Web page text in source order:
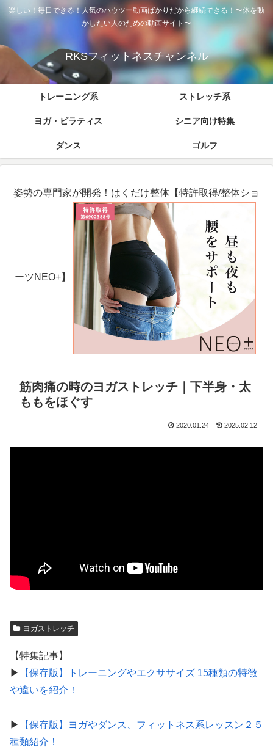
楽しい！毎日できる！人気のハウツー動画ばかりだから継続できる！〜体を動
かしたい人のための動画サイト〜
RKSフィットネスチャンネル
トレーニング系 ストレッチ系
ヨガ・ピラティス シニア向け特集
ダンス ゴルフ
姿勢の専門家が開発！はくだけ整体【特許取得/整体ショ
ーツNEO+】
筋肉痛の時のヨガストレッチ｜下半身・太
ももをほぐす
2020.01.24 2025.02.12
ヨガストレッチ
【特集記事】
▶︎
【保存版】トレーニングやエクササイズ 15種類の特徴
や違いを紹介！
▶︎
【保存版】ヨガやダンス、フィットネス系レッスン２５
種類紹介！